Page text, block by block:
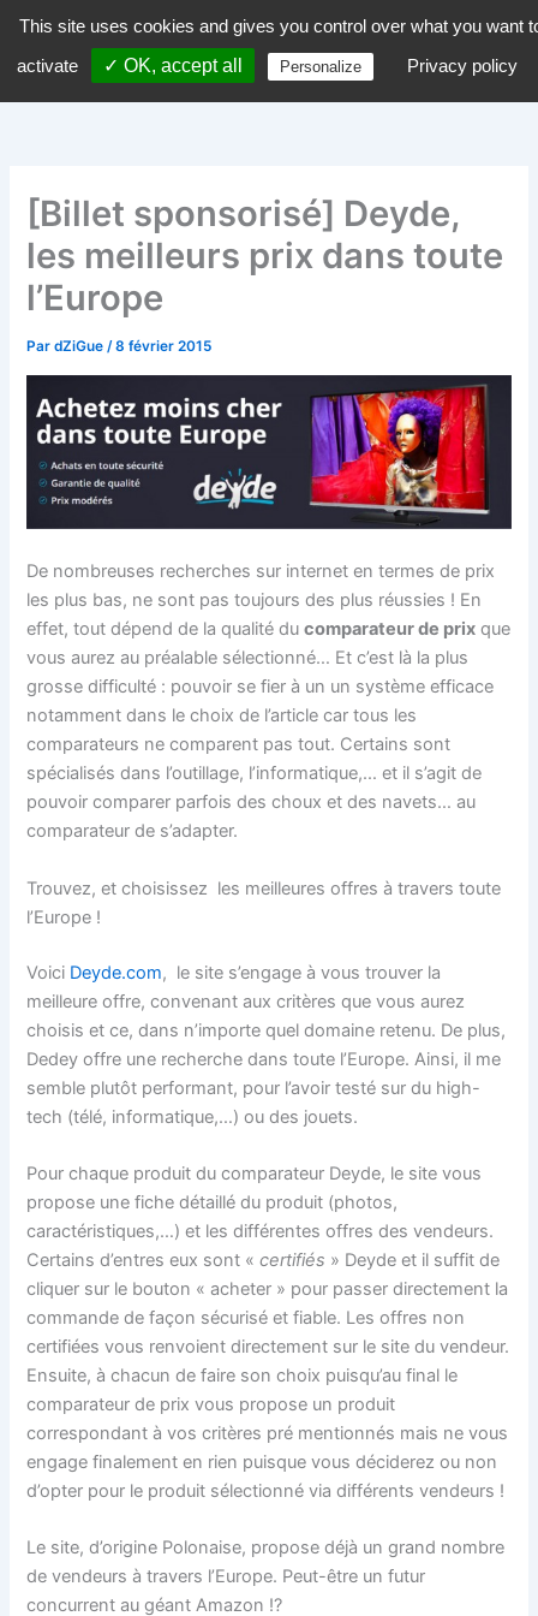
contenu
dZiGue
[Billet sponsorisé] Deyde,
les meilleurs prix dans toute
l’Europe
PardZiGue/8 février 2015
De nombreuses recherches sur internet en termes de prix
les plus bas, ne sont pas toujours des plus réussies ! En
effet, tout dépend de la qualité ducomparateur de prix que
vous aurez au préalable sélectionné… Et c’est là la plus
grosse difficulté : pouvoir se fier à un un système efficace
notamment dans le choix de l’article car tous les
comparateurs ne comparent pas tout. Certains sont
spécialisés dans l’outillage, l’informatique,… et il s’agit de
pouvoir comparer parfois des choux et des navets… au
comparateur de s’adapter.
Trouvez, et choisissez les meilleures offres à travers toute
l’Europe !
Voici Deyde.com, le site s’engage à vous trouver la
meilleure offre, convenant aux critères que vous aurez
choisis et ce, dans n’importe quel domaine retenu. De plus,
Dedey offre une recherche dans toute l’Europe. Ainsi, il me
semble plutôt performant, pour l’avoir testé sur du high-
tech (télé, informatique,…) ou des jouets.
Pour chaque produit du comparateur Deyde, le site vous
propose une fiche détaillé du produit (photos,
caractéristiques,…) et les différentes offres des vendeurs.
Certains d’entres eux sont «certifiés » Deyde et il suffit de
cliquer sur le bouton « acheter » pour passer directement la
commande de façon sécurisé et fiable. Les offres non
certifiées vous renvoient directement sur le site du vendeur.
Ensuite, à chacun de faire son choix puisqu’au final le
comparateur de prix vous propose un produit
correspondant à vos critères pré mentionnés mais ne vous
engage finalement en rien puisque vous déciderez ou non
d’opter pour le produit sélectionné via différents vendeurs !
Le site, d’origine Polonaise, propose déjà un grand nombre
de vendeurs à travers l’Europe. Peut-être un futur
concurrent au géant Amazon !?
This site uses cookies and gives you control over what you want
activate
✓ OK, accept all Personalize Privacy policy